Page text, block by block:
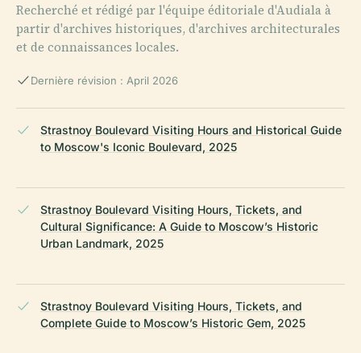
Recherché et rédigé par l'équipe éditoriale d'Audiala à
partir d'archives historiques, d'archives architecturales
et de connaissances locales.
Dernière révision : April 2026
Strastnoy Boulevard Visiting Hours and Historical Guide
to Moscow's Iconic Boulevard, 2025
Strastnoy Boulevard Visiting Hours, Tickets, and
Cultural Significance: A Guide to Moscow’s Historic
Urban Landmark, 2025
Strastnoy Boulevard Visiting Hours, Tickets, and
Complete Guide to Moscow’s Historic Gem, 2025